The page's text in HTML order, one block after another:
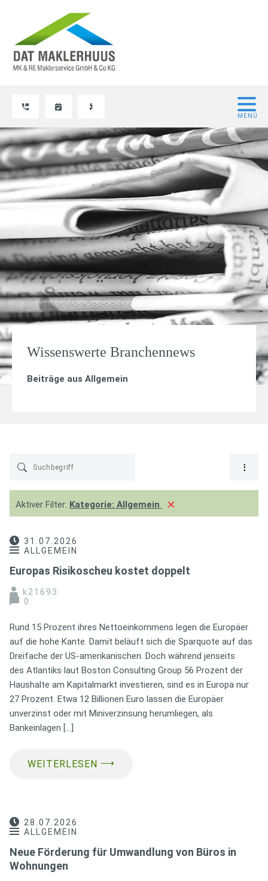
Wissenswerte Branchennews
Beiträge aus Allgemein
Aktiver Filter: Kategorie: Allgemein
31.07.2026
ALLGEMEIN
Europas Risikoscheu kostet doppelt
k21693
0
Rund 15 Prozent ihres Nettoeinkommens legen die Europäer
auf die hohe Kante. Damit beläuft sich die Sparquote auf das
Dreifache der US-amerikanischen. Doch während jenseits
des Atlantiks laut Boston Consulting Group 56 Prozent der
Haushalte am Kapitalmarkt investieren, sind es in Europa nur
27 Prozent. Etwa 12 Billionen Euro lassen die Europäer
unverzinst oder mit Miniverzinsung herumliegen, als
Bankeinlagen […]
WEITERLESEN ⟶
28.07.2026
ALLGEMEIN
Neue Förderung für Umwandlung von Büros in
Wohnungen